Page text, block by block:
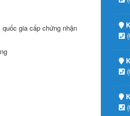
gia cấp chứng nhận